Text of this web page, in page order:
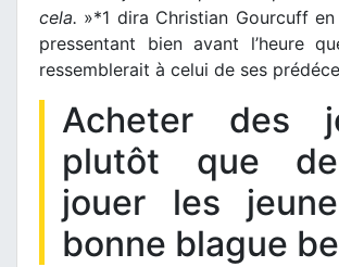
cela. »*1 dira Christian Gourcuff
pressentant bien avant l’heure
ressemblerait à celui de ses
Acheter des
plutôt que
jouer les
bonne blague